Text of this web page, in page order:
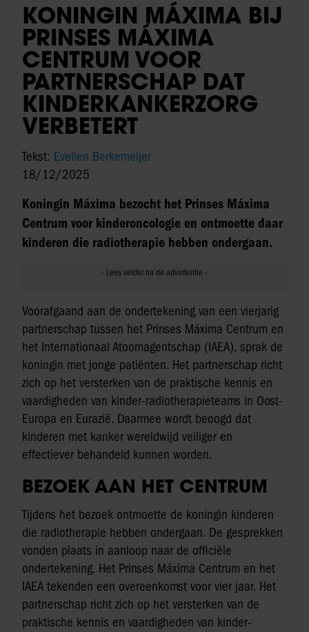
KONINGIN MÁXIMA BIJ
PRINSES MÁXIMA
CENTRUM VOOR
PARTNERSCHAP DAT
KINDERKANKERZORG
VERBETERT
Tekst: Evelien Berkemeijer
18/12/2025
Koningin Máxima bezocht het Prinses Máxima
Centrum voor kinderoncologie en ontmoette daar
kinderen die radiotherapie hebben ondergaan.
Voorafgaand aan de ondertekening van een vierjarig
partnerschap tussen het Prinses Máxima Centrum en
het Internationaal Atoomagentschap (IAEA), sprak de
koningin met jonge patiënten. Het partnerschap richt
zich op het versterken van de praktische kennis en
vaardigheden van kinder-radiotherapieteams in Oost-
Europa en Eurazië. Daarmee wordt beoogd dat
kinderen met kanker wereldwijd veiliger en
effectiever behandeld kunnen worden.
BEZOEK AAN HET CENTRUM
Tijdens het bezoek ontmoette de koningin kinderen
die radiotherapie hebben ondergaan. De gesprekken
vonden plaats in aanloop naar de officiële
ondertekening. Het Prinses Máxima Centrum en het
IAEA tekenden een overeenkomst voor vier jaar. Het
partnerschap richt zich op het versterken van de
praktische kennis en vaardigheden van kinder-